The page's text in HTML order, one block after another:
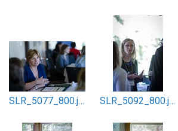
SLR_5077_800.jpg SLR_5092_800.jpg